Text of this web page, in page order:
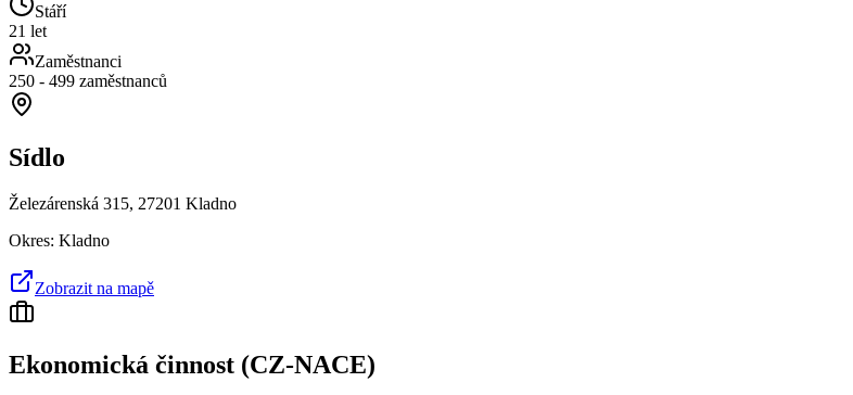
Stáří
21 let
Zaměstnanci
250 - 499 zaměstnanců
Sídlo
Železárenská 315, 27201 Kladno
Okres: Kladno
Zobrazit na mapě
Ekonomická činnost (CZ-NACE)